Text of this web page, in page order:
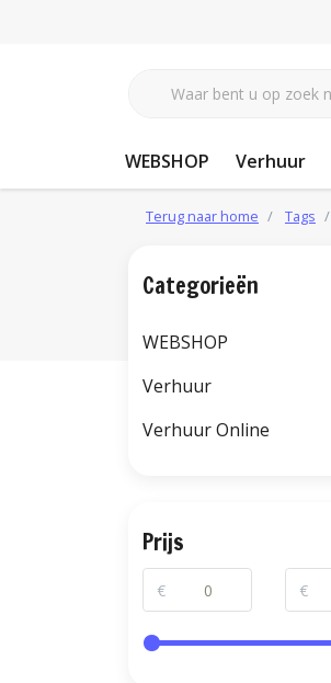
WEBSHOP Verhuur
Terug naar home Tags
Categorieën
WEBSHOP
Verhuur
Verhuur Online
Prijs
€ €